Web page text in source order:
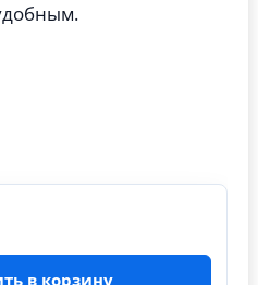
в корзину